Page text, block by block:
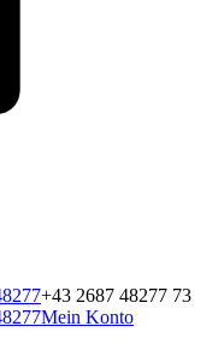
+43 2687 48277 73
Mein Konto